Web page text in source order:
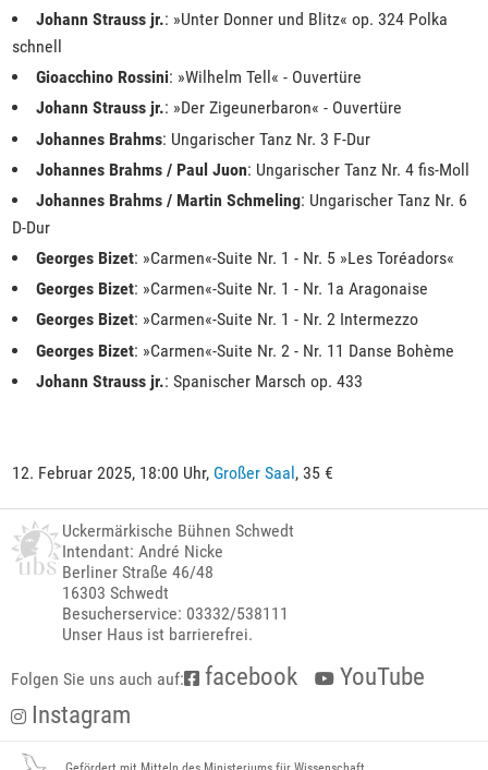
Johann Strauss jr.: »Unter Donner und Blitz« op. 324 Polka
schnell
Gioacchino Rossini: »Wilhelm Tell« - Ouvertüre
Johann Strauss jr.: »Der Zigeunerbaron« - Ouvertüre
Johannes Brahms: Ungarischer Tanz Nr. 3 F-Dur
Johannes Brahms / Paul Juon: Ungarischer Tanz Nr. 4 fis-Moll
Johannes Brahms / Martin Schmeling: Ungarischer Tanz Nr. 6
D-Dur
Georges Bizet: »Carmen«-Suite Nr. 1 - Nr. 5 »Les Toréadors«
Georges Bizet: »Carmen«-Suite Nr. 1 - Nr. 1a Aragonaise
Georges Bizet: »Carmen«-Suite Nr. 1 - Nr. 2 Intermezzo
Georges Bizet: »Carmen«-Suite Nr. 2 - Nr. 11 Danse Bohème
Johann Strauss jr.: Spanischer Marsch op. 433
12. Februar 2025, 18:00 Uhr, Großer Saal , 35 €
Uckermärkische Bühnen Schwedt
Intendant: André Nicke
Berliner Straße 46/48
16303 Schwedt
Besucherservice: 03332/538111
Unser Haus ist barrierefrei.
Folgen Sie uns auch auf: facebook
YouTube
Instagram